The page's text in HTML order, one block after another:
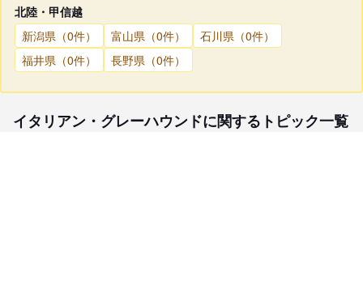
北陸・甲信越
新潟県（0件）
富山県（0件）
石川県（0件）
福井県（0件）
長野県（0件）
イタリアン・グレーハウンドに関するトピック一覧